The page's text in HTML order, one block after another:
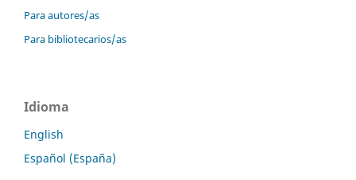
Para autores/as
Para bibliotecarios/as
Idioma
English
Español (España)